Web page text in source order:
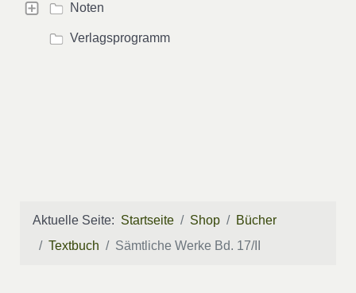
Noten
Verlagsprogramm
Aktuelle Seite: Startseite Shop
Bücher
Textbuch
Sämtliche Werke Bd. 17/II